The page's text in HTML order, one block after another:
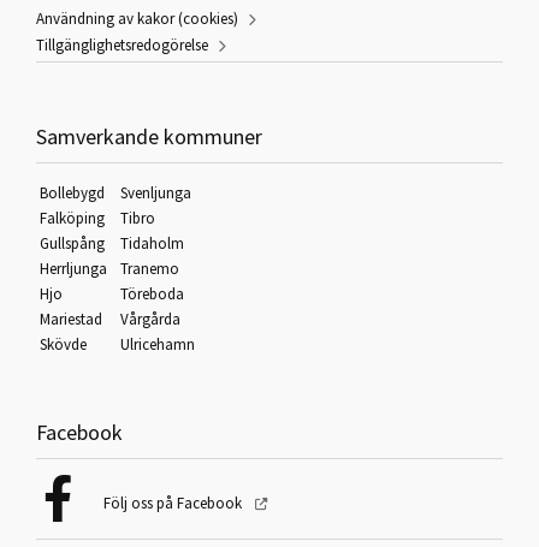
Användning av kakor (cookies)
Tillgänglighetsredogörelse
Samverkande kommuner
Bollebygd
Svenljunga
Falköping
Tibro
Gullspång
Tidaholm
Herrljunga
Tranemo
Hjo
Töreboda
Mariestad
Vårgårda
Skövde
Ulricehamn
Facebook
Följ oss på Facebook